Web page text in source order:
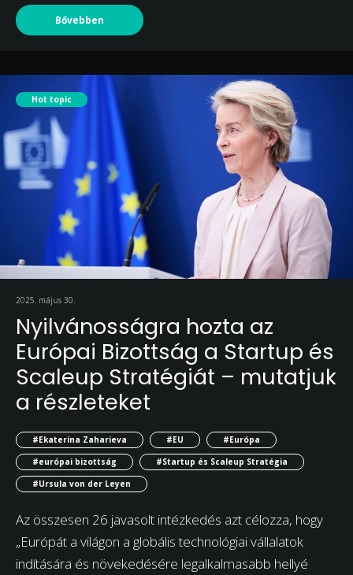
Bővebben
Hot topic
2025. május 30.
Nyilvánosságra hozta az
Európai Bizottság a Startup és
Scaleup Stratégiát – mutatjuk
a részleteket
#Ekaterina Zaharieva #EU
#Európa
#európai bizottság
#Startup és Scaleup Stratégia
#Ursula von der Leyen
Az összesen 26 javasolt intézkedés azt célozza, hogy
„Európát a világon a globális technológiai vállalatok
indítására és növekedésére legalkalmasabb hellyé